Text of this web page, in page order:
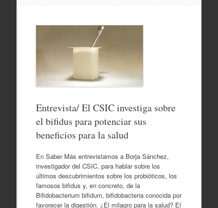
Entrevista/ El CSIC investiga sobre
el bifidus para potenciar sus
beneficios para la salud
En Saber Más entrevistamos a Borja Sánchez,
investigador del CSIC, para hablar sobre los
últimos descubrimientos sobre los probióticos, los
famosos bifidus y, en concreto, de la
Bifidobacterium bifidum, bifidobacteria conocida por
favorecer la digestión. ¿El milagro para la salud? El